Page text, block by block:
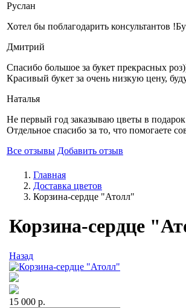
Руслан
Хотел бы поблагодарить консультантов
Дмитрий
Спасибо большое за букет прекрасных
Красивый букет за очень низкую цену,
Наталья
Не первый год заказываю цветы в подарок
Отдельное спасибо за то, что помогаете
Все отзывы Добавить отзыв
Главная
Доставка цветов
Корзина-сердце "Атолл"
Корзина-сердце
Назад
15 000 р.